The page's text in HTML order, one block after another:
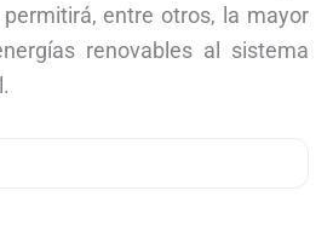
entre otros, la mayor
renovables al sistema